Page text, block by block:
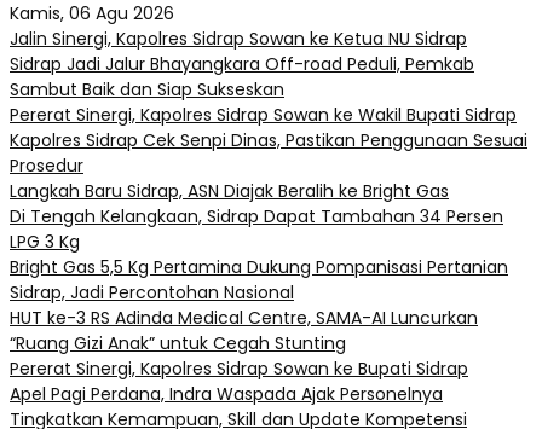
Kamis, 06 Agu 2026
Jalin Sinergi, Kapolres Sidrap Sowan ke Ketua NU Sidrap
Sidrap Jadi Jalur Bhayangkara Off-road Peduli, Pemkab
Sambut Baik dan Siap Sukseskan
Pererat Sinergi, Kapolres Sidrap Sowan ke Wakil Bupati Sidrap
Kapolres Sidrap Cek Senpi Dinas, Pastikan Penggunaan Sesuai
Prosedur
Langkah Baru Sidrap, ASN Diajak Beralih ke Bright Gas
Di Tengah Kelangkaan, Sidrap Dapat Tambahan 34 Persen
LPG 3 Kg
Bright Gas 5,5 Kg Pertamina Dukung Pompanisasi Pertanian
Sidrap, Jadi Percontohan Nasional
HUT ke-3 RS Adinda Medical Centre, SAMA-AI Luncurkan
“Ruang Gizi Anak” untuk Cegah Stunting
Pererat Sinergi, Kapolres Sidrap Sowan ke Bupati Sidrap
Apel Pagi Perdana, Indra Waspada Ajak Personelnya
Tingkatkan Kemampuan, Skill dan Update Kompetensi